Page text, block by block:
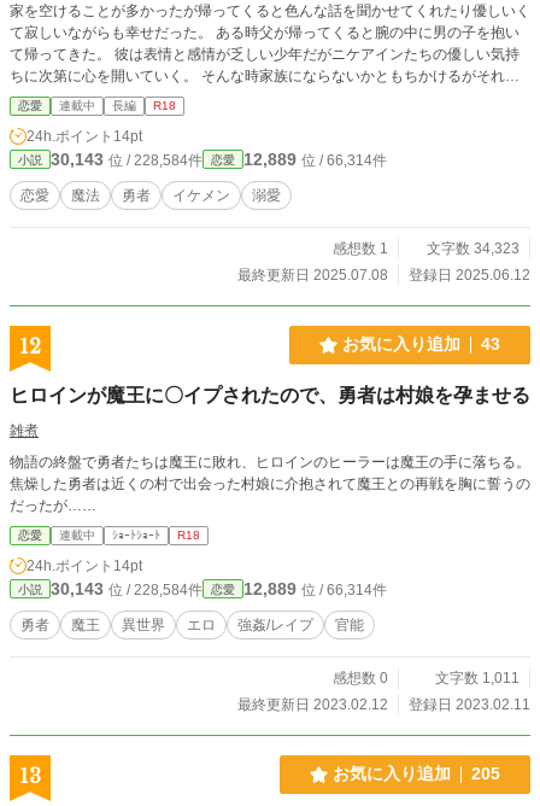
家を空けることが多かったが帰ってくると色んな話を聞かせてくれたり優しいく
て寂しいながらも幸せだった。 ある時父が帰ってくると腕の中に男の子を抱い
て帰ってきた。 彼は表情と感情が乏しい少年だがニケアインたちの優しい気持
ちに次第に心を開いていく。 そんな時家族にならないかともちかけるがそれを
拒否される。しかし大切な人に変わりはなく、ニケアインは弟のように接してい
た。 時は経ち大人になると少年は青年となりいつしか勇者と呼ばれる存在にな
っていた。 ずっと弟と思っていたが向こうは違うようで……
恋愛 連載中 長編 R18
24h.ポイント 14pt
小説 30,143 位 / 228,584件 恋愛 12,889 位 / 66,314件
恋愛 魔法 勇者 イケメン 溺愛
感想数 1
文字数 34,323
最終更新日 2025.07.08
登録日 2025.06.12
12 お気に入り追加 43
ヒロインが魔王に〇イプされたので、勇者は村娘を孕ませる
雑煮
物語の終盤で勇者たちは魔王に敗れ、ヒロインのヒーラーは魔王の手に落ちる。
焦燥した勇者は近くの村で出会った村娘に介抱されて魔王との再戦を胸に誓うの
だったが……
恋愛 連載中 ｼｮｰﾄｼｮｰﾄ R18
24h.ポイント 14pt
小説 30,143 位 / 228,584件 恋愛 12,889 位 / 66,314件
勇者 魔王 異世界 エロ 強姦/レイプ 官能
感想数 0
文字数 1,011
最終更新日 2023.02.12
登録日 2023.02.11
13 お気に入り追加 205